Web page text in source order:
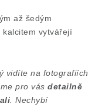
až šedým
kalcitem vytvářejí
vidíte na fotografiích
pro vás detailně
. Nechybí